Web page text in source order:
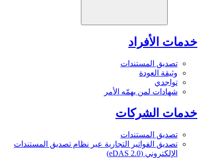
خدمات الأفراد
تصديق المستندات
وثيقة العودة
تواجدي
شهادات لمن يهمّه الأمر
خدمات الشركات
تصديق المستندات
تصديق الفواتير التجارية عبر نظام تصديق المستندات
الإلكتروني (eDAS 2.0)